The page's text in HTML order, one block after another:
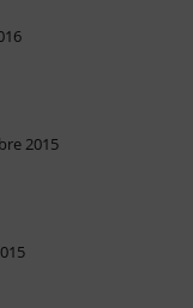
2015